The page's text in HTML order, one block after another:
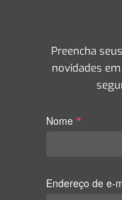
Preencha
novidades
Nome *
Endereço de e-